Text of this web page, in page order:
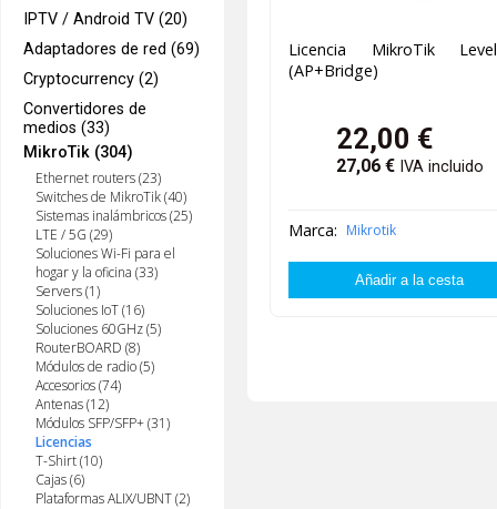
IPTV / Android TV (20)
Adaptadores de red (69)
Cryptocurrency (2)
Convertidores de
medios (33)
MikroTik (304)
Ethernet routers (23)
Switches de MikroTik (40)
Sistemas inalámbricos (25)
LTE / 5G (29)
Soluciones Wi-Fi para el
hogar y la oficina (33)
Servers (1)
Soluciones IoT (16)
Soluciones 60GHz (5)
RouterBOARD (8)
Módulos de radio (5)
Accesorios (74)
Antenas (12)
Módulos SFP/SFP+ (31)
Licencias
T-Shirt (10)
Cajas (6)
Plataformas ALIX/UBNT (2)
Licencia MikroTik
(AP+Bridge)
22,00 €
27,06€ IVA incluido
Marca: Mikrotik